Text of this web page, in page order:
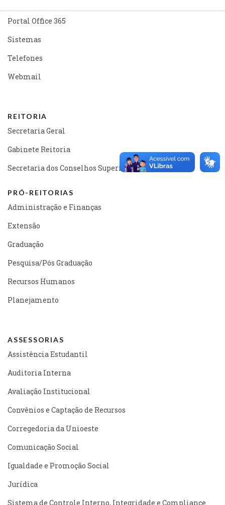
Portal Office 365
Sistemas
Telefones
Webmail
REITORIA
Secretaria Geral
Gabinete Reitoria
Secretaria dos Conselhos Superiores
PRÓ-REITORIAS
Administração e Finanças
Extensão
Graduação
Pesquisa/Pós Graduação
Recursos Humanos
Planejamento
ASSESSORIAS
Assistência Estudantil
Auditoria Interna
Avaliação Institucional
Convênios e Captação de Recursos
Corregedoria da Unioeste
Comunicação Social
Igualdade e Promoção Social
Jurídica
Sistema de Controle Interno, Integridade e Compliance